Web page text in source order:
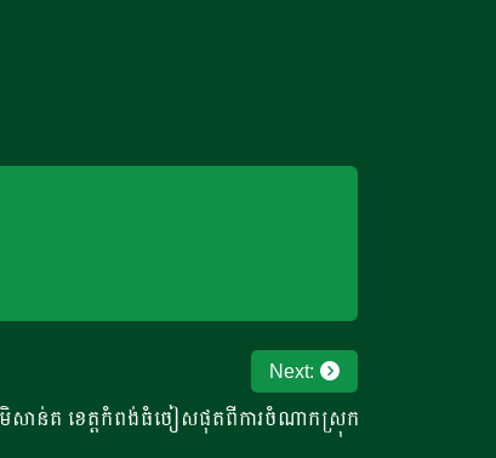
Next:
ាន់គ ខេត្តកំពង់ធំចៀសផុតពីការចំណាកស្រុក